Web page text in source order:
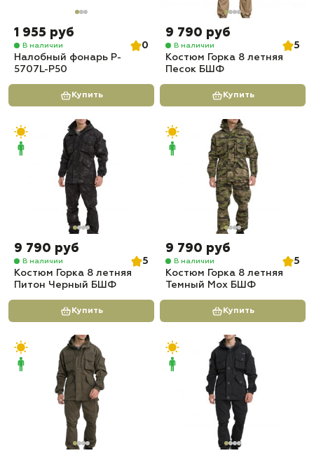
1 955 руб
В наличии
0
Налобный фонарь P-
5707L-P50
Купить
9 790 руб
В наличии
5
Костюм Горка 8 летняя
Песок БШФ
Купить
9 790 руб
В наличии
5
Костюм Горка 8 летняя
Питон Черный БШФ
Купить
9 790 руб
В наличии
5
Костюм Горка 8 летняя
Темный Мох БШФ
Купить